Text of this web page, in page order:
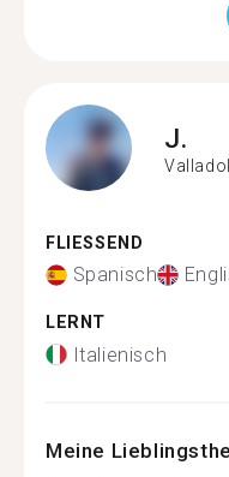
J.
FLIESSEND
Spanisch
LERNT
Italienisch
Meine